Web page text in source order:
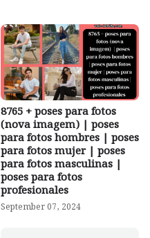
8765 + poses para fotos
(nova imagem) | poses
para fotos hombres | poses
para fotos mujer | poses
para fotos masculinas |
poses para fotos
profesionales
September 07, 2024